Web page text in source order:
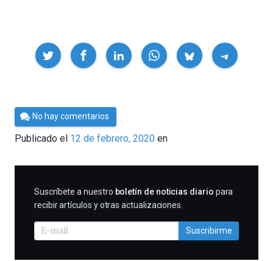
Compartir
Por
César
Tomé
No hay comentarios
Publicado el 12 de febrero, 2020 en
SUSCRIBIRME
Suscríbete a nuestro boletín de noticias diario para
recibir artículos y otras actualizaciones.
Suscribirme